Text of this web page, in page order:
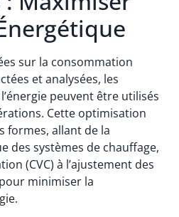
sur la consommation
et analysées, les
peuvent être utilisés
Cette optimisation
formes, allant de la
des systèmes de chauffage,
(CVC) à l’ajustement des
minimiser la